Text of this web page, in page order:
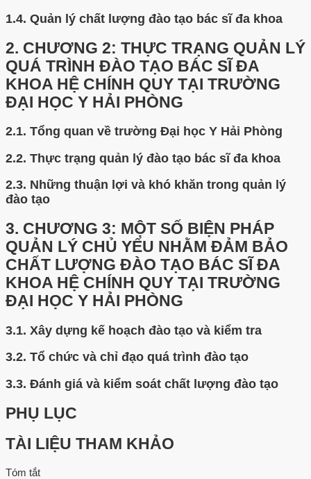
1.4. Quản lý chất lượng đào tạo bác sĩ đa khoa
2. CHƯƠNG 2: THỰC TRẠNG QUẢN LÝ
QUÁ TRÌNH ĐÀO TẠO BÁC SĨ ĐA
KHOA HỆ CHÍNH QUY TẠI TRƯỜNG
ĐẠI HỌC Y HẢI PHÒNG
2.1. Tổng quan về trường Đại học Y Hải Phòng
2.2. Thực trạng quản lý đào tạo bác sĩ đa khoa
2.3. Những thuận lợi và khó khăn trong quản lý
đào tạo
3. CHƯƠNG 3: MỘT SỐ BIỆN PHÁP
QUẢN LÝ CHỦ YẾU NHẰM ĐẢM BẢO
CHẤT LƯỢNG ĐÀO TẠO BÁC SĨ ĐA
KHOA HỆ CHÍNH QUY TẠI TRƯỜNG
ĐẠI HỌC Y HẢI PHÒNG
3.1. Xây dựng kế hoạch đào tạo và kiểm tra
3.2. Tổ chức và chỉ đạo quá trình đào tạo
3.3. Đánh giá và kiểm soát chất lượng đào tạo
PHỤ LỤC
TÀI LIỆU THAM KHẢO
Tóm tắt